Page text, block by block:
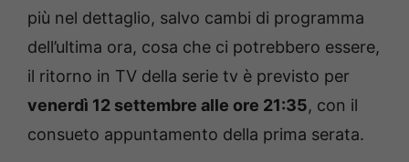
più nel dettaglio, salvo cambi di programma
dell’ultima ora, cosa che ci potrebbero essere,
il ritorno in TV della serie tv è previsto per
venerdì 12 settembre alle ore 21:35, con il
consueto appuntamento della prima serata.